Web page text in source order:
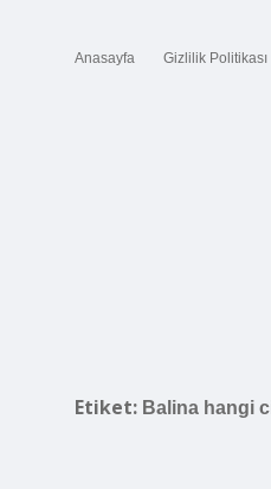
Anasayfa Gizlilik Politikası
Etiket: Balina hangi